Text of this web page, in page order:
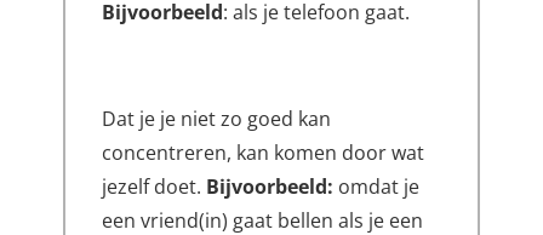
Bijvoorbeeld: als je telefoon gaat.
Dat je je niet zo goed kan
concentreren, kan komen door wat
jezelf doet. Bijvoorbeeld: omdat je
een vriend(in) gaat bellen als je een